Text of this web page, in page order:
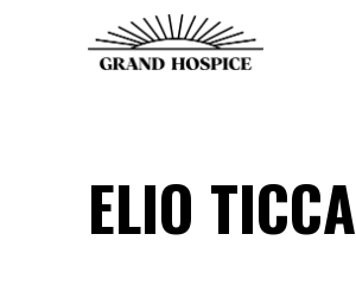
ELIO TICCA